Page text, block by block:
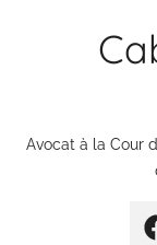
Avocat à la Cour